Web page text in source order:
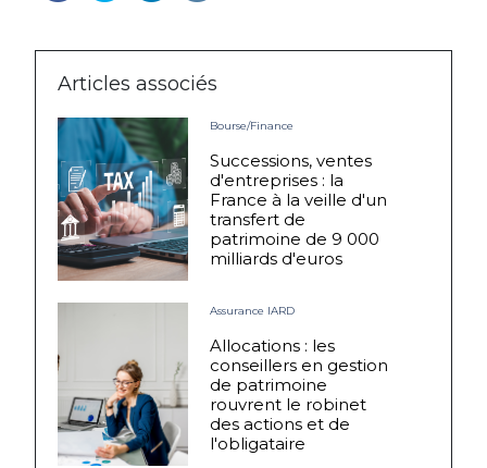
Articles associés
Bourse/Finance
Successions, ventes
d'entreprises : la
France à la veille d'un
transfert de
patrimoine de 9 000
milliards d'euros
Assurance IARD
Allocations : les
conseillers en gestion
de patrimoine
rouvrent le robinet
des actions et de
l'obligataire